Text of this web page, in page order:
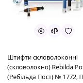
Штифти скловолоконні
(скловолокно) Rebilda
(Ребільда Пост) № 1772,